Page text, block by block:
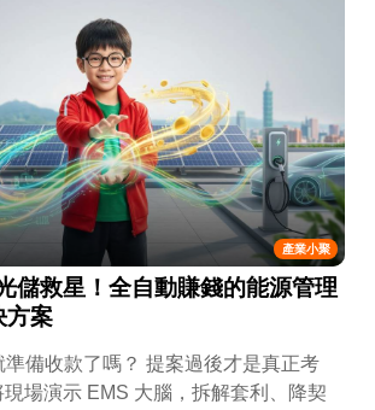
產業小聚
儲救星！全自動賺錢的能源管理
方案
準備收款了嗎？ 提案過後才是真正考
場演示 EMS 大腦，拆解套利、降契